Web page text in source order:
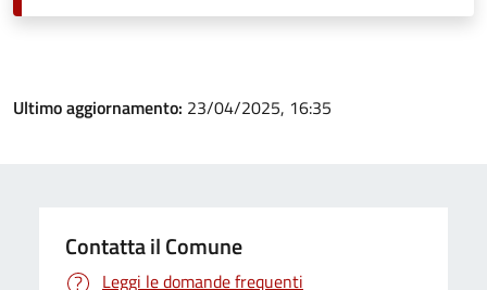
Ultimo aggiornamento: 23/04/2025, 16:35
Contatta il Comune
Leggi le domande frequenti